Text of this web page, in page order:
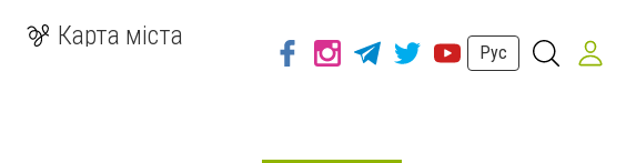
Карта міста
Рус